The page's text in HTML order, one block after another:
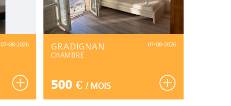
07-08-2026 07-08-2026
GRADIGNAN
CHAMBRE
500 €/ MOIS